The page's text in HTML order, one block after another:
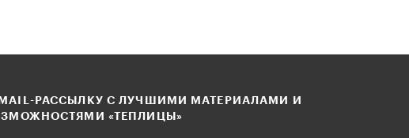
РАССЫЛКУ С ЛУЧШИМИ МАТЕРИАЛАМИ И
«ТЕПЛИЦЫ»